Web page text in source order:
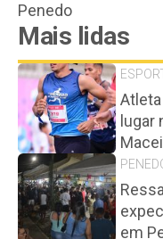
Penedo
Mais lidas
lugar
em